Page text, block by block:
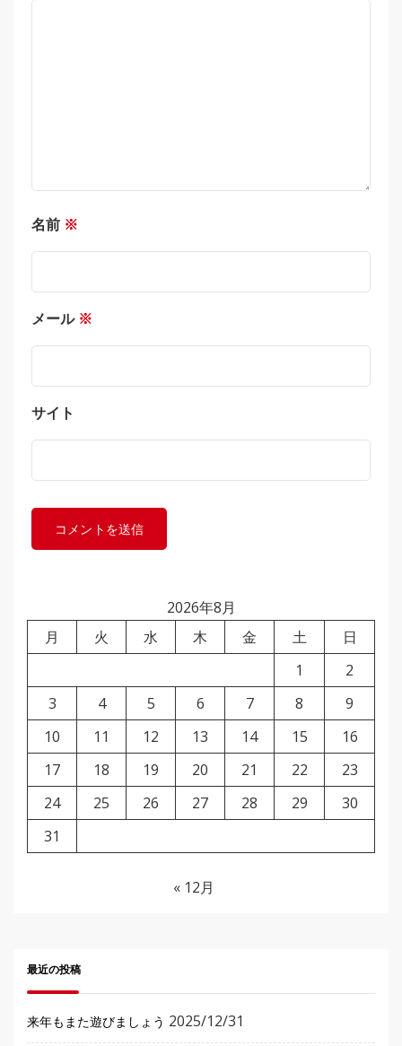
名前 ※
メール ※
サイト
2026年8月
月
火 水 木 金 土
日
1
2
3
4 5 6 7 8
9
10
11 12 13 14 15
16
17
18 19 20 21 22
23
24
25 26 27 28 29
30
31
« 12月
最近の投稿
来年もまた遊びましょう 2025/12/31